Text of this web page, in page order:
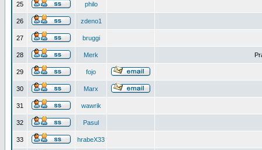
25 philo
26 zdeno1
27 bruggi
28 Merk
29 fojo
30 Marx
31 wawrik
32 Pasul
33 hrabeX33